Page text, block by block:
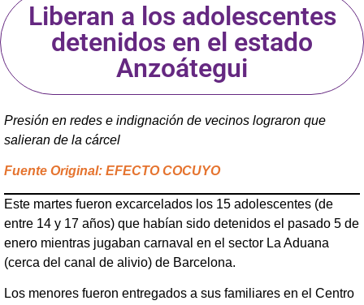
Liberan a los adolescentes
detenidos en el estado
Anzoátegui
Presión en redes e indignación de vecinos lograron que
salieran de la cárcel
Fuente Original: EFECTO COCUYO
Este martes fueron excarcelados los 15 adolescentes (de
entre 14 y 17 años) que habían sido detenidos el pasado 5 de
enero mientras jugaban carnaval en el sector La Aduana
(cerca del canal de alivio) de Barcelona.
Los menores fueron entregados a sus familiares en el Centro